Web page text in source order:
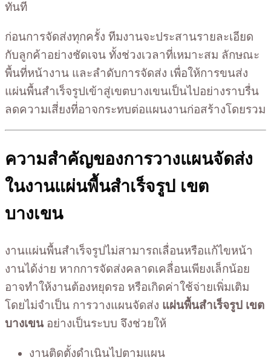
ทันที
ก่อนการจัดส่งทุกครั้ง ทีมงานจะประสานรายละเอียด
กับลูกค้าอย่างชัดเจน ทั้งช่วงเวลาที่เหมาะสม ลักษณะ
พื้นที่หน้างาน และลำดับการจัดส่ง เพื่อให้การขนส่ง
แผ่นพื้นสำเร็จรูปเข้าสู่เขตบางเขนเป็นไปอย่างราบรื่น
ลดความเสี่ยงที่อาจกระทบต่อแผนงานก่อสร้างโดยรวม
ความสำคัญของการวางแผนจัดส่ง
ในงานแผ่นพื้นสำเร็จรูป เขต
บางเขน
งานแผ่นพื้นสำเร็จรูปไม่สามารถเลื่อนหรือแก้ไขหน้า
งานได้ง่าย หากการจัดส่งคลาดเคลื่อนเพียงเล็กน้อย
อาจทำให้งานต้องหยุดรอ หรือเกิดค่าใช้จ่ายเพิ่มเติม
โดยไม่จำเป็น การวางแผนจัดส่ง แผ่นพื้นสำเร็จรูป เขต
บางเขนอย่างเป็นระบบ จึงช่วยให้
งานติดตั้งดำเนินไปตามแผน